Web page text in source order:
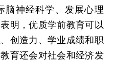
脑神经科学、发展心理
明，优质学前教育可以
创造力、学业成绩和职
育还会对社会和经济发